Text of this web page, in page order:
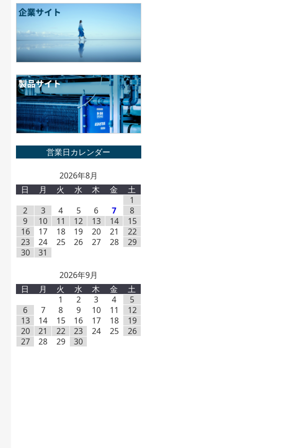
2026年8月
日
月 火 水 木 金
土
1
2
3 4 5 6 7
8
9
10 11 12 13 14
15
16
17 18 19 20 21
22
23
24 25 26 27 28
29
30
31
2026年9月
日
月 火 水 木 金
土
1
2 3 4
5
6
7 8 9 10 11
12
13
14 15 16 17 18
19
20
21 22 23 24 25
26
27
28 29 30